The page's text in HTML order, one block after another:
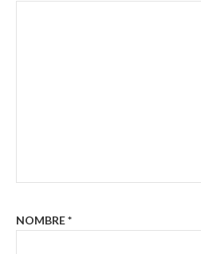
NOMBRE*